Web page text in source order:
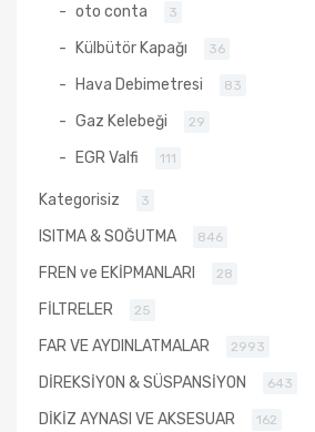
oto conta 3
Külbütör Kapağı 36
Hava Debimetresi 83
Gaz Kelebeği 29
EGR Valfi 111
Kategorisiz 3
ISITMA & SOĞUTMA 846
FREN ve EKİPMANLARI 28
FİLTRELER 25
FAR VE AYDINLATMALAR 2993
DİREKSİYON & SÜSPANSİYON 643
DİKİZ AYNASI VE AKSESUAR 162